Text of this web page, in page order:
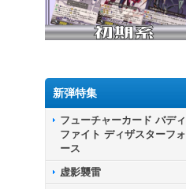
新弾特集
フューチャーカード バディ
ファイト ディザスターフォ
ース
虚影襲雷